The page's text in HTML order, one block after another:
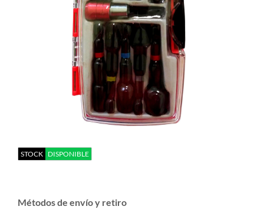
STOCK DISPONIBLE
Métodos de envío y retiro